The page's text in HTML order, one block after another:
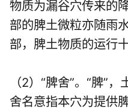
物质为漏谷穴传来的
部的脾土微粒亦随雨
部，脾土物质的运行
（2）“脾舍”。“脾”
舍名意指本穴为提供